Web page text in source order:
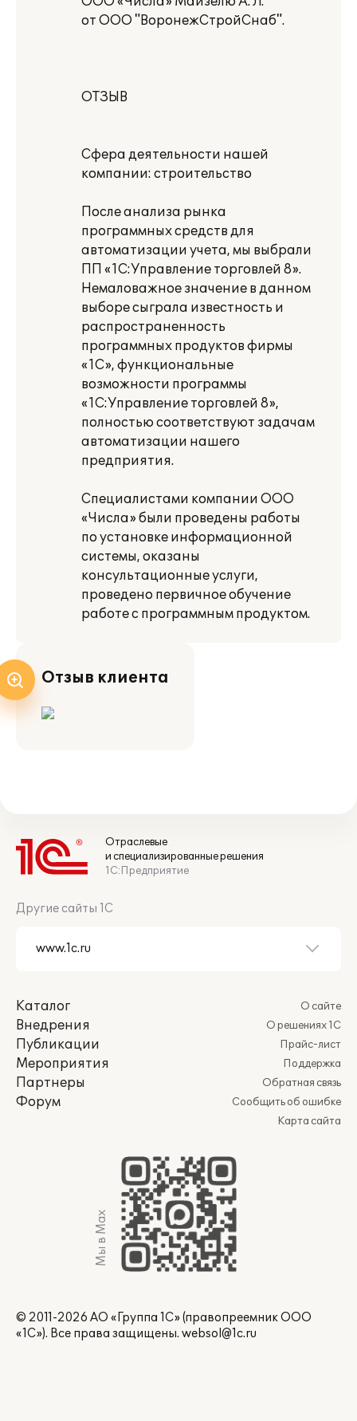
от ООО "ВоронежСтройСнаб".
ОТЗЫВ
Сфера деятельности нашей
компании: строительство
После анализа рынка
программных средств для
автоматизации учета, мы выбрали
ПП «1С:Управление торговлей 8».
Немаловажное значение в данном
выборе сыграла известность и
распространенность
программных продуктов фирмы
«1С», функциональные
возможности программы
«1С:Управление торговлей 8»,
полностью соответствуют задачам
автоматизации нашего
предприятия.
Специалистами компании ООО
«Числа» были проведены работы
по установке информационной
системы, оказаны
консультационные услуги,
проведено первичное обучение
работе с программным продуктом.
Отзыв клиента
Отраслевые
и специализированные решения
1С:Предприятие
Другие сайты 1С
Каталог
Внедрения
Публикации
Мероприятия
Партнеры
Форум
О сайте
О решениях 1С
Прайс-лист
Поддержка
Обратная связь
Сообщить об ошибке
Карта сайта
Мы в Max
© 2011-2026 АО «Группа 1С» (правопреемник ООО
«1С»). Все права защищены. websol@1c.ru